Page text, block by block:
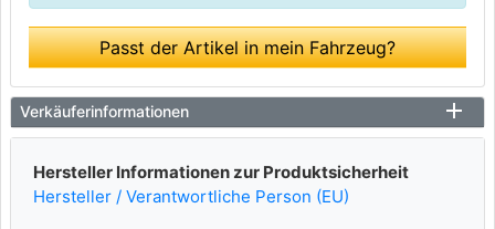
Passt der Artikel in mein Fahrzeug?
Verkäuferinformationen
Hersteller Informationen zur Produktsicherheit
Hersteller / Verantwortliche Person (EU)